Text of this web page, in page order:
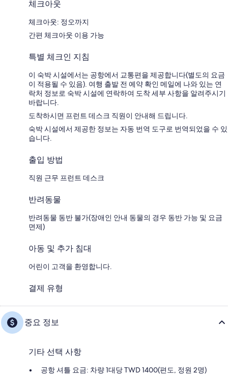
체크아웃
체크아웃: 정오까지
간편 체크아웃 이용 가능
특별 체크인 지침
이 숙박 시설에서는 공항에서 교통편을 제공합니다(별도의 요금
이 적용될 수 있음). 여행 출발 전 예약 확인 메일에 나와 있는 연
락처 정보로 숙박 시설에 연락하여 도착 세부 사항을 알려주시기
바랍니다.
도착하시면 프런트 데스크 직원이 안내해 드립니다.
숙박 시설에서 제공한 정보는 자동 번역 도구로 번역되었을 수 있
습니다.
출입 방법
직원 근무 프런트 데스크
반려동물
반려동물 동반 불가(장애인 안내 동물의 경우 동반 가능 및 요금
면제)
아동 및 추가 침대
어린이 고객을 환영합니다.
결제 유형
중요 정보
기타 선택 사항
공항 셔틀 요금: 차량 1대당 TWD 1400(편도, 정원 2명)